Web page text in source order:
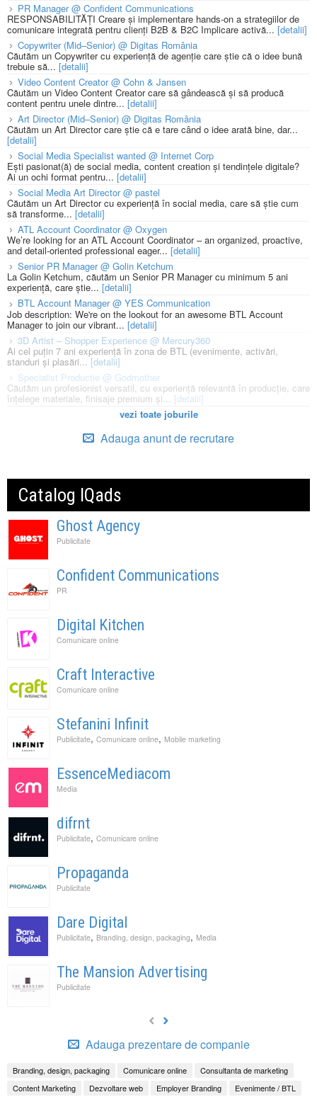
PR Manager @ Confident Communications
RESPONSABILITĂȚI Creare și implementare hands-on a strategiilor de
comunicare integrată pentru clienți B2B & B2C Implicare activă... [detalii]
Copywriter (Mid–Senior) @ Digitas România
Căutăm un Copywriter cu experiență de agenție care știe că o idee bună
trebuie să... [detalii]
Video Content Creator @ Cohn & Jansen
Căutăm un Video Content Creator care să gândească și să producă
content pentru unele dintre... [detalii]
Art Director (Mid–Senior) @ Digitas România
Căutăm un Art Director care știe că e tare când o idee arată bine, dar...
[detalii]
Social Media Specialist wanted @ Internet Corp
Ești pasionat(ă) de social media, content creation și tendințele digitale?
Ai un ochi format pentru... [detalii]
Social Media Art Director @ pastel
Căutăm un Art Director cu experiență în social media, care să știe cum
să transforme... [detalii]
ATL Account Coordinator @ Oxygen
We’re looking for an ATL Account Coordinator – an organized, proactive,
and detail-oriented professional eager... [detalii]
Senior PR Manager @ Golin Ketchum
La Golin Ketchum, căutăm un Senior PR Manager cu minimum 5 ani
experiență, care știe... [detalii]
BTL Account Manager @ YES Communication
Job description: We're on the lookout for an awesome BTL Account
Manager to join our vibrant... [detalii]
3D Artist – Shopper Experience @ Mercury360
Ai cel puțin 7 ani experiență în zona de BTL (evenimente, activări,
standuri și plasări...[detalii]
Specialist Productie @ Godmother
Căutăm un profesionist versatil, cu experiență relevantă în producție, care
înțelege materiale, finisaje premium și... [detalii]
vezi toate joburile
Adauga anunt de recrutare
Catalog IQads
Ghost Agency
Publicitate
Confident Communications
PR
Digital Kitchen
Comunicare online
Craft Interactive
Comunicare online
Stefanini Infinit
Publicitate, Comunicare online, Mobile marketing
EssenceMediacom
Media
difrnt
Publicitate, Comunicare online
Propaganda
Publicitate
Dare Digital
Publicitate, Branding, design, packaging, Media
The Mansion Advertising
Publicitate
Adauga prezentare de companie
Branding, design, packaging Comunicare online
Consultanta de marketing
Content Marketing
Dezvoltare web Employer Branding Evenimente / BTL